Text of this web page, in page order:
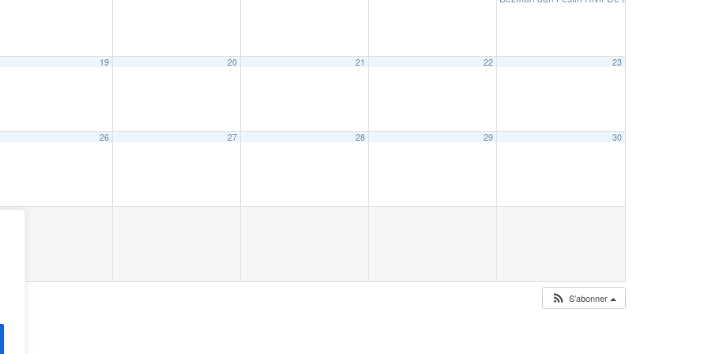
19 20 21 22 23
26 27 28 29 30
S’abonner